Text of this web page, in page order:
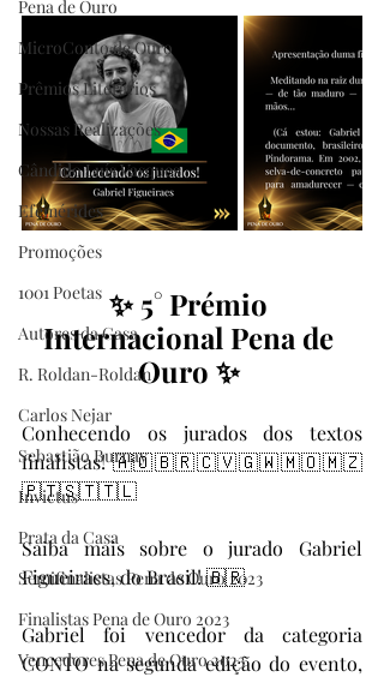
Pena de Ouro
MicroConto de Ouro
Prêmios Literários
Nossas Realizações
Cândido Luís Vasques
Efemérides
Promoções
1001 Poetas
Autores da Casa
R. Roldan-Roldan
Carlos Nejar
Sebastião Burnay
Invictus
Prata da Casa
Semifinalistas Pena de Ouro 2023
Finalistas Pena de Ouro 2023
Vencedores Pena de Ouro 2023
✨ 5° Prémio
Internacional Pena de
Ouro ✨
Conhecendo os jurados dos textos
finalistas! 🇦🇴🇧🇷🇨🇻🇬🇼🇲🇴🇲🇿
🇵🇹🇸🇹🇹🇱
Saiba mais sobre o jurado Gabriel
Figueiraes, do Brasil! 🇧🇷
Gabriel foi vencedor da categoria
CONTO na segunda edição do evento,